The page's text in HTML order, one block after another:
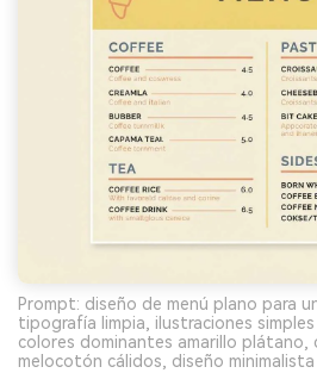
Prompt: diseño de menú plano para
tipografía limpia, ilustraciones
colores dominantes amarillo plátano,
melocotón cálidos, diseño